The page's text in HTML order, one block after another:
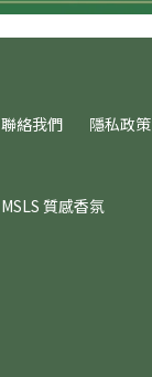
聯絡我們 隱私政策
MSLS 質感香氛